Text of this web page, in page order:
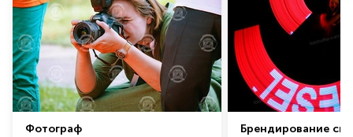
Фотограф
Брендирование